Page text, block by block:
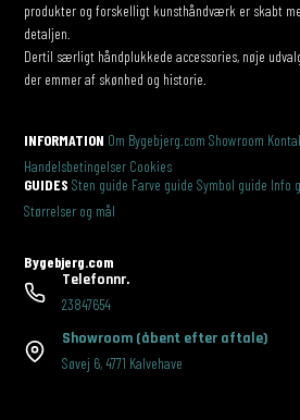
produkter og forskelligt kunsthåndværk er skabt
detaljen.
Dertil særligt håndplukkede accessories, nøje
der emmer af skønhed og historie.
INFORMATION Om Bygebjerg.com Showroom
Handelsbetingelser Cookies
GUIDES Sten guide Farve guide Symbol guide Info
Størrelser og mål
Bygebjerg.com
Telefonnr.
23847654
Showroom (åbent efter aftale)
Søvej 6,4771 Kalvehave